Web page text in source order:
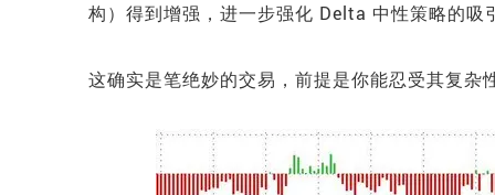
构）得到增强，进一步强化 Delta 中性策略的吸
这确实是笔绝妙的交易，前提是你能忍受其复杂